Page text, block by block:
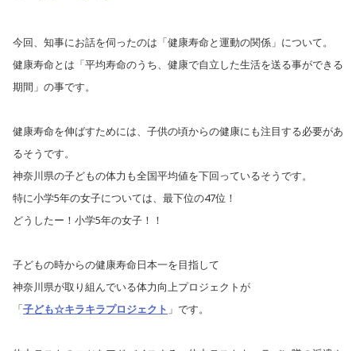
今回、知事にお話を伺ったのは「健康寿命と運動の関係」について。
健康寿命とは「平均寿命のうち、健康で自立した生活を送る事ができる
期間」の事です。
健康寿命を伸ばすためには、子供の頃からの健康にも注目する必要があ
るそうです。
神奈川県の子どもの体力も全国平均値を下回っているそうです。
特に小学5年の女子については、最下位の47位！
どうしたー！小学5年の女子！！
子どもの時からの健康寿命日本一を目指して
神奈川県が取り組んでいる体力向上プロジェクトが
「子ども☆キラキラプロジェクト 」です。